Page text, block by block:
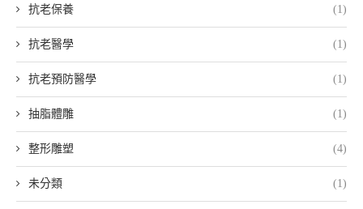
抗老保養 (1)
抗老醫學 (1)
抗老預防醫學 (1)
抽脂體雕 (1)
整形雕塑 (4)
未分類 (1)